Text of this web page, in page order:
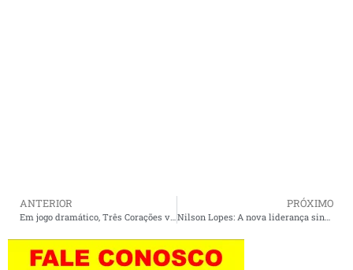
ANTERIOR PRÓXIMO